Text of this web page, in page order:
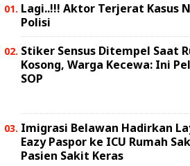
Lagi..!!! Aktor Terjerat Kasus
Polisi
Stiker Sensus Ditempel Saat
Kosong, Warga Kecewa: Ini
SOP
Imigrasi Belawan Hadirkan
Eazy Paspor ke ICU Rumah
Pasien Sakit Keras